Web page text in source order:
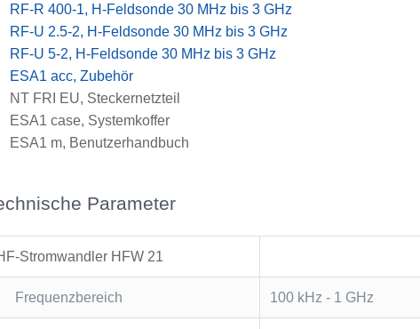
RF-R 400-1, H-Feldsonde 30 MHz bis 3 GHz
RF-U 2.5-2, H-Feldsonde 30 MHz bis 3 GHz
RF-U 5-2, H-Feldsonde 30 MHz bis 3 GHz
ESA1 acc, Zubehör
NT FRI EU, Steckernetzteil
ESA1 case, Systemkoffer
ESA1 m, Benutzerhandbuch
Parameter
Stromwandler HFW 21
Frequenzbereich 100 kHz - 1 GHz